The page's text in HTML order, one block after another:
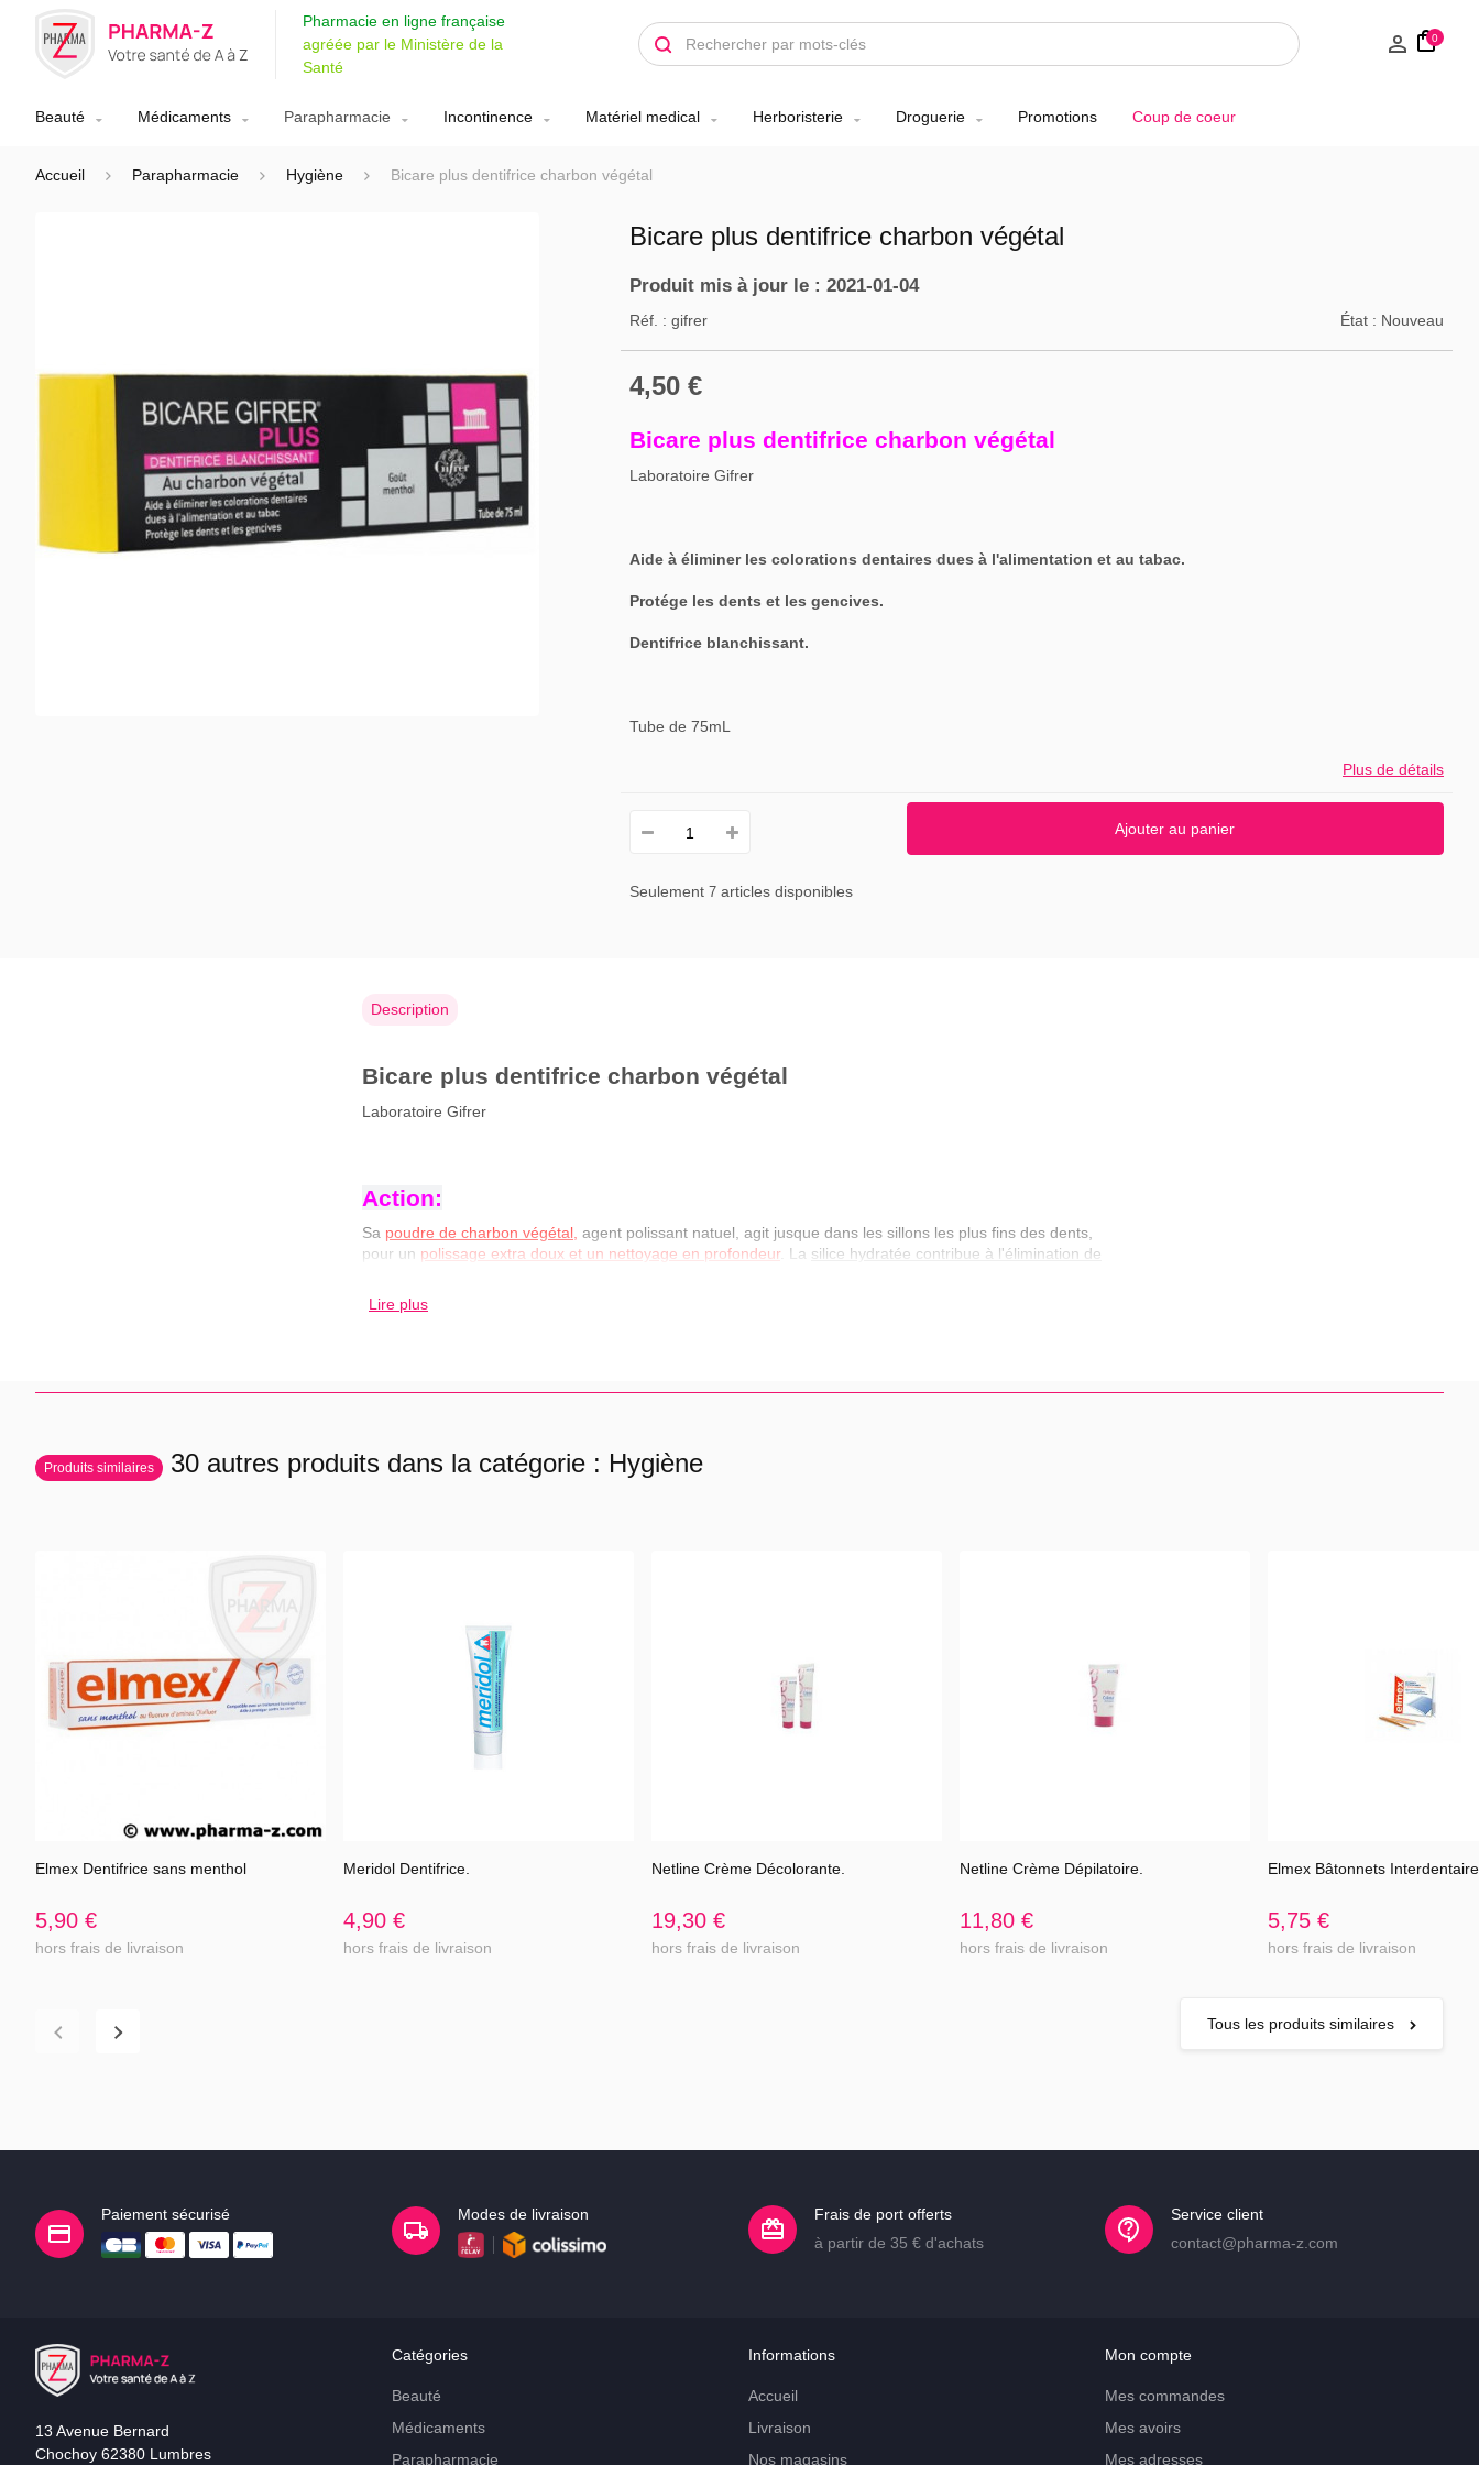
Pharmacie en ligne française
agréée par le Ministère de la
Santé
0
Beauté Médicaments Parapharmacie Incontinence Matériel medical Herboristerie Droguerie Promotions Coup de coeur
Accueil Parapharmacie Hygiène Bicare plus dentifrice charbon végétal
Bicare plus dentifrice charbon végétal
Produit mis à jour le : 2021-01-04
Réf. : gifrer État : Nouveau
4,50 €
Bicare plus dentifrice charbon végétal
Laboratoire Gifrer
Aide à éliminer les colorations dentaires dues à l'alimentation et au tabac.
Protége les dents et les gencives.
Dentifrice blanchissant.
Tube de 75mL
Plus de détails
Ajouter au panier
Seulement 7 articles disponibles
Description
Bicare plus dentifrice charbon végétal
Laboratoire Gifrer
Action:
Sa poudre de charbon végétal, agent polissant natuel, agit jusque dans les sillons les plus fins des dents,
pour un polissage extra doux et un nettoyage en profondeur. La silice hydratée contribue à l'élimination de
sensation immédiate de fraicheur.
Composition:
aqua, sorbitol, hydrated silicea, tetrapotassium pyrophosphate, sodium lauryl, PEG-8, aroma, disodium
pyrophosphate, cellulose gum, sodium fluoride, sodium saccharin, sodium benzoate, charcoal powder,
limonene, CI 77268:1
Lire plus
Produits similaires 30 autres produits dans la catégorie : Hygiène
Voir l'article
Elmex Dentifrice sans menthol
5,90 €
hors frais de livraison
Voir l'article
Meridol Dentifrice.
4,90 €
hors frais de livraison
Voir l'article
Netline Crème Décolorante.
19,30 €
hors frais de livraison
Voir l'article
Netline Crème Dépilatoire.
11,80 €
hors frais de livraison
Voir l'article
Elmex Bâtonnets
5,75 €
hors frais de livraison
Tous les produits similaires
Paiement sécurisé Modes de livraison
Frais de port offerts
à partir de 35 € d'achats
Service client
contact@pharma-z.com
13 Avenue Bernard
Chochoy 62380 Lumbres
Catégories
Beauté
Médicaments
Parapharmacie
Informations
Accueil
Livraison
Nos magasins
Mon compte
Mes commandes
Mes avoirs
Mes adresses